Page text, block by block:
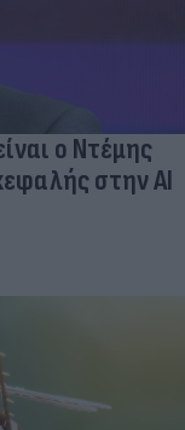
ο Ντέμης
στην ΑΙ